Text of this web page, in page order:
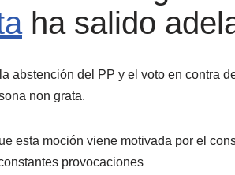
ha salido
abstención del PP y el voto en contra
non grata.
esta moción viene motivada por el
provocaciones